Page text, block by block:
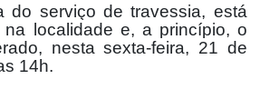
do serviço de travessia, está
localidade e, a princípio, o
nesta sexta-feira, 21 de
14h.